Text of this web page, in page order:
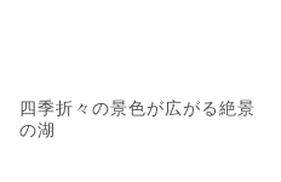
四季折々の景色が広がる絶景
の湖